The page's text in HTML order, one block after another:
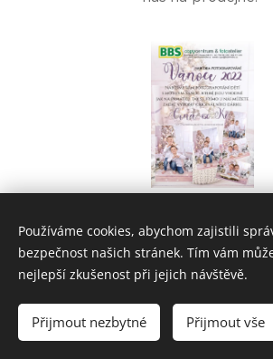
Vytvořeno službou Webnode
Používáme cookies, abychom zajistili
bezpečnost našich stránek. Tím vám
nejlepší zkušenost při jejich návštěvě.
Přijmout nezbytné Přijmout vše